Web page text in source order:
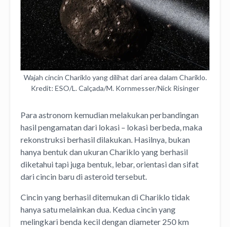
Wajah cincin Chariklo yang dilihat dari area dalam Chariklo.
Kredit: ESO/L. Calçada/M. Kornmesser/Nick Risinger
Para astronom kemudian melakukan perbandingan
hasil pengamatan dari lokasi – lokasi berbeda, maka
rekonstruksi berhasil dilakukan. Hasilnya, bukan
hanya bentuk dan ukuran Chariklo yang berhasil
diketahui tapi juga bentuk, lebar, orientasi dan sifat
dari cincin baru di asteroid tersebut.
Cincin yang berhasil ditemukan di Chariklo tidak
hanya satu melainkan dua. Kedua cincin yang
melingkari benda kecil dengan diameter 250 km